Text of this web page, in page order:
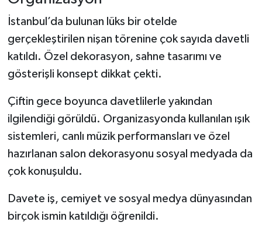
İstanbul’da bulunan lüks bir otelde
gerçekleştirilen nişan törenine çok sayıda davetli
katıldı. Özel dekorasyon, sahne tasarımı ve
gösterişli konsept dikkat çekti.
Çiftin gece boyunca davetlilerle yakından
ilgilendiği görüldü. Organizasyonda kullanılan ışık
sistemleri, canlı müzik performansları ve özel
hazırlanan salon dekorasyonu sosyal medyada da
çok konuşuldu.
Davete iş, cemiyet ve sosyal medya dünyasından
birçok ismin katıldığı öğrenildi.